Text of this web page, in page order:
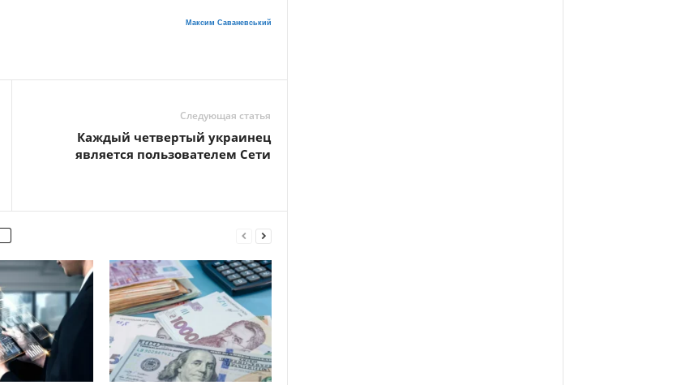
Максим Саваневський
Следующая статья
Каждый четвертый украинец
является пользователем Сети